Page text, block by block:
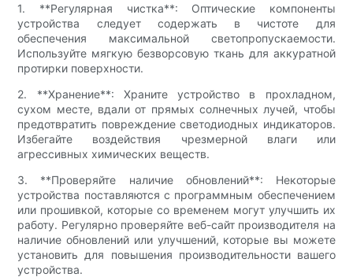
1. **Регулярная чистка**: Оптические компоненты
устройства следует содержать в чистоте для
обеспечения максимальной светопропускаемости.
Используйте мягкую безворсовую ткань для аккуратной
протирки поверхности.
2. **Хранение**: Храните устройство в прохладном,
сухом месте, вдали от прямых солнечных лучей, чтобы
предотвратить повреждение светодиодных индикаторов.
Избегайте воздействия чрезмерной влаги или
агрессивных химических веществ.
3. **Проверяйте наличие обновлений**: Некоторые
устройства поставляются с программным обеспечением
или прошивкой, которые со временем могут улучшить их
работу. Регулярно проверяйте веб-сайт производителя на
наличие обновлений или улучшений, которые вы можете
установить для повышения производительности вашего
устройства.